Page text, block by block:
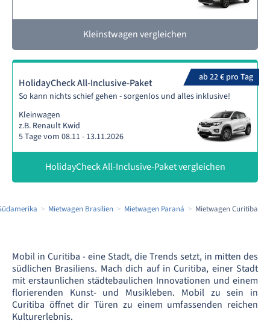
Kleinstwagen vergleichen
ab 22 € pro Tag
HolidayCheck All-Inclusive-Paket
So kann nichts schief gehen - sorgenlos und alles inklusive!
Kleinwagen
z.B. Renault Kwid
5 Tage vom 08.11 - 13.11.2026
HolidayCheck All-Inclusive-Paket vergleichen
Mietwagen Brasilien Mietwagen Paraná Mietwagen Curitiba
Mobil in Curitiba - eine Stadt, die Trends setzt, in mitten des
südlichen Brasiliens. Mach dich auf in Curitiba, einer Stadt
mit erstaunlichen städtebaulichen Innovationen und einem
florierenden Kunst- und Musikleben. Mobil zu sein in
Curitiba öffnet dir Türen zu einem umfassenden reichen
Kulturerlebnis.